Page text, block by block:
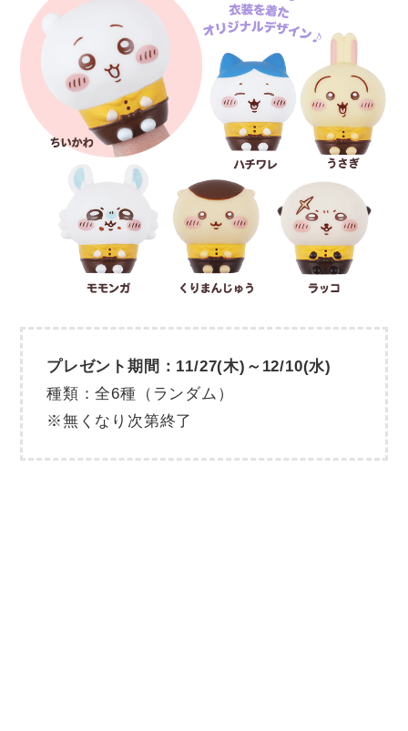
プレゼント期間：11/27(木)～12/10(水)
種類：全6種（ランダム）
※無くなり次第終了